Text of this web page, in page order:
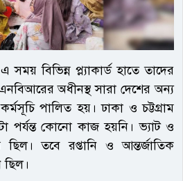
বিভিন্ন প্ল্যাকার্ড হাতে তাদের
অধীনস্থ সারা দেশের অন্য
পালিত হয়। ঢাকা ও চট্টগ্রাম
পর্যন্ত কোনো কাজ হয়নি। ভ্যাট ও
তবে রপ্তানি ও আন্তর্জাতিক
ছিল।